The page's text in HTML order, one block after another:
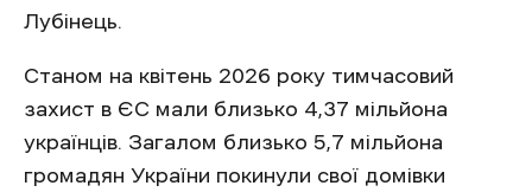
Лубінець.
Станом на квітень 2026 року тимчасовий
захист в ЄС мали близько 4,37 мільйона
українців. Загалом близько 5,7 мільйона
громадян України покинули свої домівки